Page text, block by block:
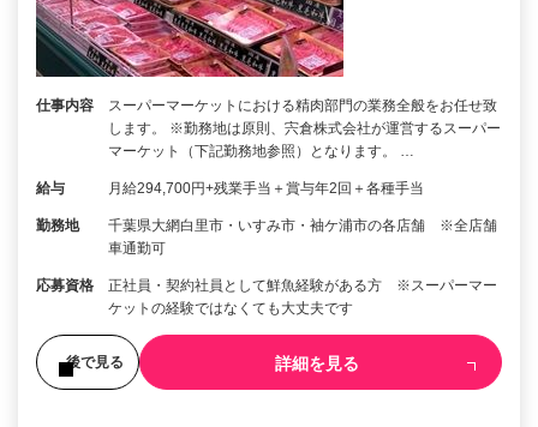
仕事内容
スーパーマーケットにおける精肉部門の業務全般をお任せ致
します。 ※勤務地は原則、宍倉株式会社が運営するスーパー
マーケット（下記勤務地参照）となります。 …
給与 月給294,700円+残業手当＋賞与年2回＋各種手当
勤務地
千葉県大網白里市・いすみ市・袖ケ浦市の各店舗 ※全店舗
車通勤可
応募資格
正社員・契約社員として鮮魚経験がある方 ※スーパーマー
ケットの経験ではなくても大丈夫です
後で見る 詳細を見る